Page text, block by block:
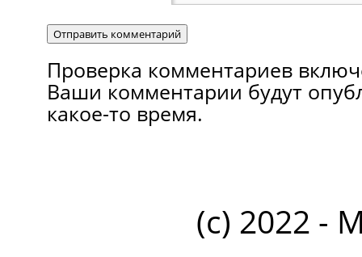
Проверка комментариев
Ваши комментарии будут
какое-то время.
(c) 2022 -